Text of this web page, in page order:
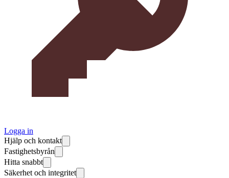
Logga in
Hjälp och kontakt
Fastighetsbyrån
Hitta snabbt
Säkerhet och integritet